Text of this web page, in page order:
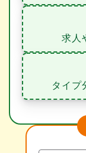
求人
タイプ